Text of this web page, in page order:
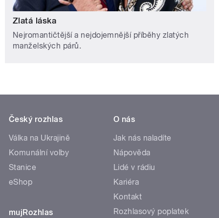
Zlatá láska
Nejromantičtější a nejdojemnější příběhy zlatých
manželských párů.
Český rozhlas
Válka na Ukrajině
Komunální volby
Stanice
eShop
mujRozhlas
O nás
Jak nás naladíte
Nápověda
Lidé v rádiu
Kariéra
Kontakt
Rozhlasový poplatek